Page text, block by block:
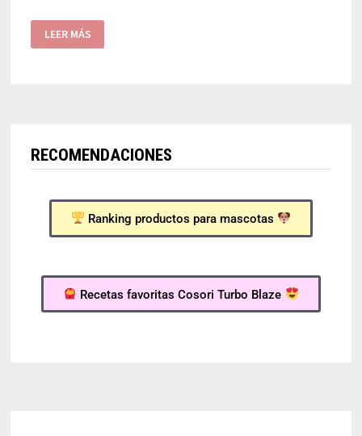
LEER MÁS
RECOMENDACIONES
Ranking productos para mascotas
Recetas favoritas Cosori Turbo Blaze